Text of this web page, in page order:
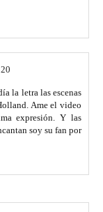
la letra las escenas
Ame el video
expresión. Y las
soy su fan por